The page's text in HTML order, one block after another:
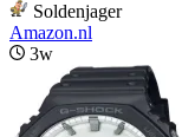
Soldenjager
Amazon.nl
3w